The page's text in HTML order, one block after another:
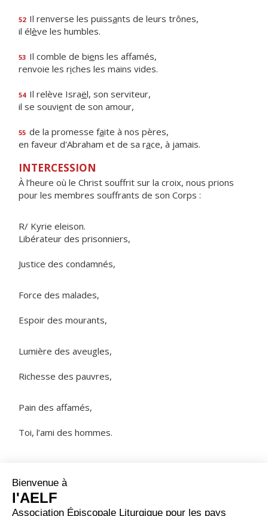
52 Il renverse les puissants de leurs trônes,
il élève les humbles.
53 Il comble de biens les affamés,
renvoie les riches les mains vides.
54 Il relève Israël, son serviteur,
il se souvient de son amour,
55 de la promesse faite à nos pères,
en faveur d'Abraham et de sa race, à jamais.
INTERCESSION
À l’heure où le Christ souffrit sur la croix, nous prions
pour les membres souffrants de son Corps :
R/ Kyrie eleison.
Libérateur des prisonniers,
Justice des condamnés,
Force des malades,
Espoir des mourants,
Lumière des aveugles,
Richesse des pauvres,
Pain des affamés,
Toi, l’ami des hommes.
ORAISON
Seigneur notre Dieu, que la passion de ton Fils illumine